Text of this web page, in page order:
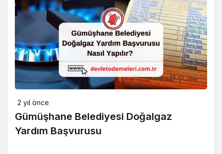
2 yıl önce
Gümüşhane Belediyesi Doğalgaz
Yardım Başvurusu